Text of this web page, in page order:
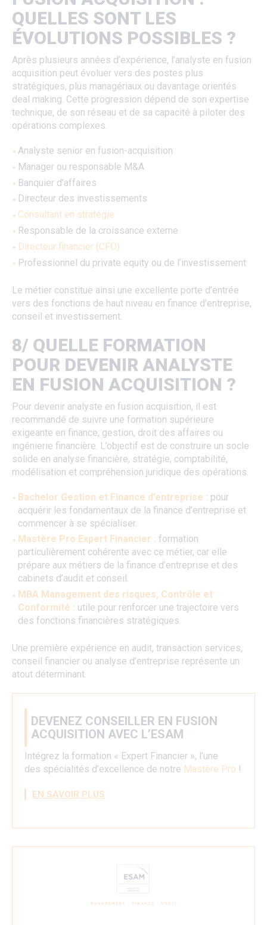
QUELLES SONT LES
ÉVOLUTIONS POSSIBLES ?
Après plusieurs années d’expérience, l’analyste en fusion
acquisition peut évoluer vers des postes plus
stratégiques, plus managériaux ou davantage orientés
deal making. Cette progression dépend de son expertise
technique, de son réseau et de sa capacité à piloter des
opérations complexes.
Analyste senior en fusion-acquisition
Manager ou responsable M&A
Banquier d’affaires
Directeur des investissements
Consultant en stratégie
Responsable de la croissance externe
Directeur financier (CFO)
Professionnel du private equity ou de l’investissement
Le métier constitue ainsi une excellente porte d’entrée
vers des fonctions de haut niveau en finance d’entreprise,
conseil et investissement.
8/ QUELLE FORMATION
POUR DEVENIR ANALYSTE
EN FUSION ACQUISITION ?
Pour devenir analyste en fusion acquisition, il est
recommandé de suivre une formation supérieure
exigeante en finance, gestion, droit des affaires ou
ingénierie financière. L’objectif est de construire un socle
solide en analyse financière, stratégie, comptabilité,
modélisation et compréhension juridique des opérations.
Bachelor Gestion et Finance d’entreprise : pour
acquérir les fondamentaux de la finance d’entreprise et
commencer à se spécialiser.
Mastère Pro Expert Financier : formation
particulièrement cohérente avec ce métier, car elle
prépare aux métiers de la finance d’entreprise et des
cabinets d’audit et conseil.
MBA Management des risques, Contrôle et
Conformité : utile pour renforcer une trajectoire vers
des fonctions financières stratégiques.
Une première expérience en audit, transaction services,
conseil financier ou analyse d’entreprise représente un
atout déterminant.
DEVENEZ CONSEILLER EN FUSION
ACQUISITION AVEC L’ESAM
Intégrez la formation « Expert Financier », l’une
des spécialités d’excellence de notre Mastère Pro !
EN SAVOIR PLUS